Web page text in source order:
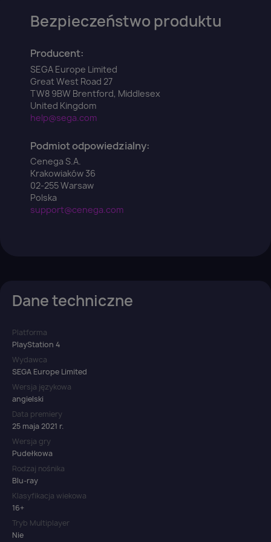
Bezpieczeństwo produktu
Producent:
SEGA Europe Limited
Great West Road 27
TW8 9BW Brentford, Middlesex
United Kingdom
help@sega.com
Podmiot odpowiedzialny:
Cenega S.A.
Krakowiaków 36
02-255 Warsaw
Polska
support@cenega.com
Dane techniczne
Platforma
PlayStation 4
Wydawca
SEGA Europe Limited
Wersja językowa
angielski
Data premiery
25 maja 2021 r.
Wersja gry
Pudełkowa
Rodzaj nośnika
Blu-ray
Klasyfikacja wiekowa
16+
Tryb Multiplayer
Nie
Zaloguj się
wish list.